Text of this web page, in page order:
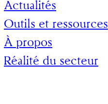
Actualités
Outils et ressources
À propos
Réalité du secteur